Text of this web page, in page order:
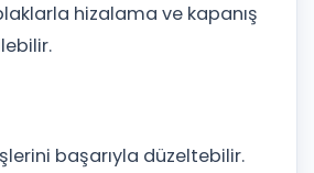
hizalama ve kapanış
başarıyla düzeltebilir.